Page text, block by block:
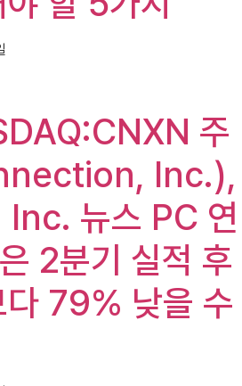
주
Inc.),
Inc. 뉴스 PC 연
2분기 실적 후
다 79% 낮을 수